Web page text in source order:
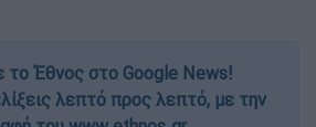
το Έθνος στο Google News!
λεπτό προς λεπτό, με την